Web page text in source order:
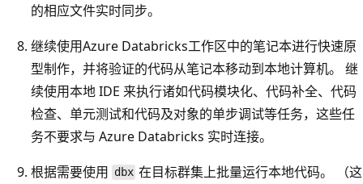
的相应文件实时同步。
继续使用Azure Databricks工作区中的笔记本进行快速原
型制作，并将验证的代码从笔记本移动到本地计算机。 继
续使用本地 IDE 来执行诸如代码模块化、代码补全、代码
检查、单元测试和代码及对象的单步调试等任务，这些任
务不要求与 Azure Databricks 实时连接。
根据需要使用 dbx 在目标群集上批量运行本地代码。 （这